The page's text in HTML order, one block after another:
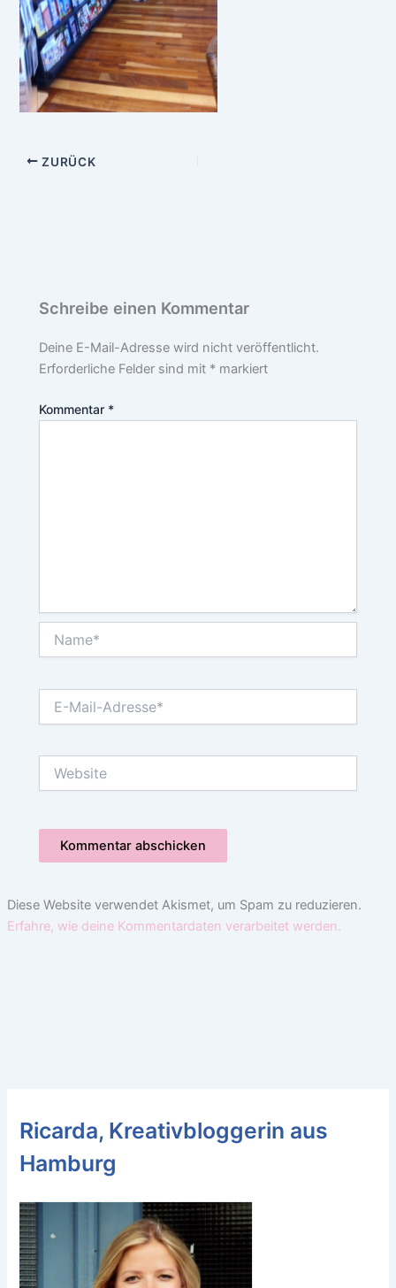
ZURÜCK
Schreibe einen Kommentar
Deine E-Mail-Adresse wird nicht veröffentlicht.
Erforderliche Felder sind mit * markiert
Kommentar *
Mail-
Diese Website verwendet Akismet, um Spam zu reduzieren.
Erfahre, wie deine Kommentardaten verarbeitet werden.
Ricarda, Kreativbloggerin aus
Hamburg